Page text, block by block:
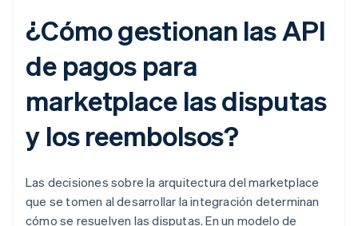
¿Cómo gestionan las API
de pagos para
marketplace las disputas
y los reembolsos?
Las decisiones sobre la arquitectura del marketplace
que se tomen al desarrollar la integración determinan
cómo se resuelven las disputas. En un modelo de